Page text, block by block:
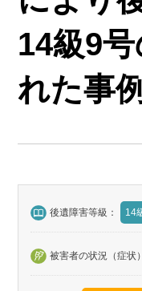
14級9
れた事例
後遺障害等級： 14
被害者の状況（症状